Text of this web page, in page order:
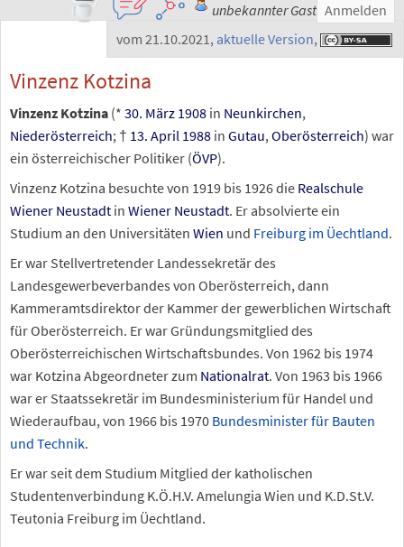
unbekannter Gast Anmelden
vom 21.10.2021, aktuelle Version,
Vinzenz Kotzina
Vinzenz Kotzina (* 30. März 1908 in Neunkirchen,
Niederösterreich; † 13. April 1988 in Gutau,Oberösterreich) war
ein österreichischer Politiker (ÖVP).
Vinzenz Kotzina besuchte von 1919 bis 1926 die Realschule
Wiener Neustadt in Wiener Neustadt. Er absolvierte ein
Studium an den Universitäten Wien und Freiburg im Üechtland.
Er war Stellvertretender Landessekretär des
Landesgewerbeverbandes von Oberösterreich, dann
Kammeramtsdirektor der Kammer der gewerblichen Wirtschaft
für Oberösterreich. Er war Gründungsmitglied des
Oberösterreichischen Wirtschaftsbundes. Von 1962 bis 1974
war Kotzina Abgeordneter zum Nationalrat. Von 1963 bis 1966
war er Staatssekretär im Bundesministerium für Handel und
Wiederaufbau, von 1966 bis 1970 Bundesminister für Bauten
und Technik.
Er war seit dem Studium Mitglied der katholischen
Studentenverbindung K.Ö.H.V. Amelungia Wien und K.D.St.V.
Teutonia Freiburg im Üechtland.